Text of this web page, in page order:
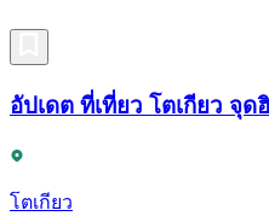
อัปเดต ที่เที่ยว โตเกียว จุ
โตเกียว